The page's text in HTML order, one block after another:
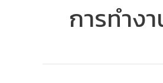
การทำง